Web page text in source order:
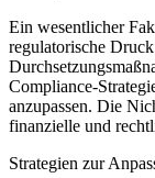
Ein wesentlicher
regulatorische
Compliance-
anzupassen. Die
finanzielle und
Strategien zur